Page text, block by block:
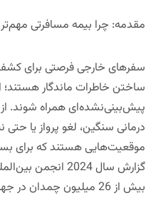
مقدمه: چرا بیمه مسافرتی
سفرهای خارجی فرصتی برای
ساختن خاطرات ماندگار هستند؛
پیش‌بینی‌نشده‌ای همراه شوند. از
درمانی سنگین، لغو پروازیا حتی
موقعیت‌هایی هستند که برای
گزارش سال 2024 انجمن بین‌المللی حمل‌ونقل هوایی (IATA)،
بیش از 26 میلیون